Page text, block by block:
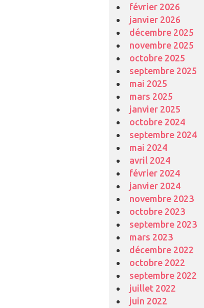
février 2026
janvier 2026
décembre 2025
novembre 2025
octobre 2025
septembre 2025
mai 2025
mars 2025
janvier 2025
octobre 2024
septembre 2024
mai 2024
avril 2024
février 2024
janvier 2024
novembre 2023
octobre 2023
septembre 2023
mars 2023
décembre 2022
octobre 2022
septembre 2022
juillet 2022
juin 2022